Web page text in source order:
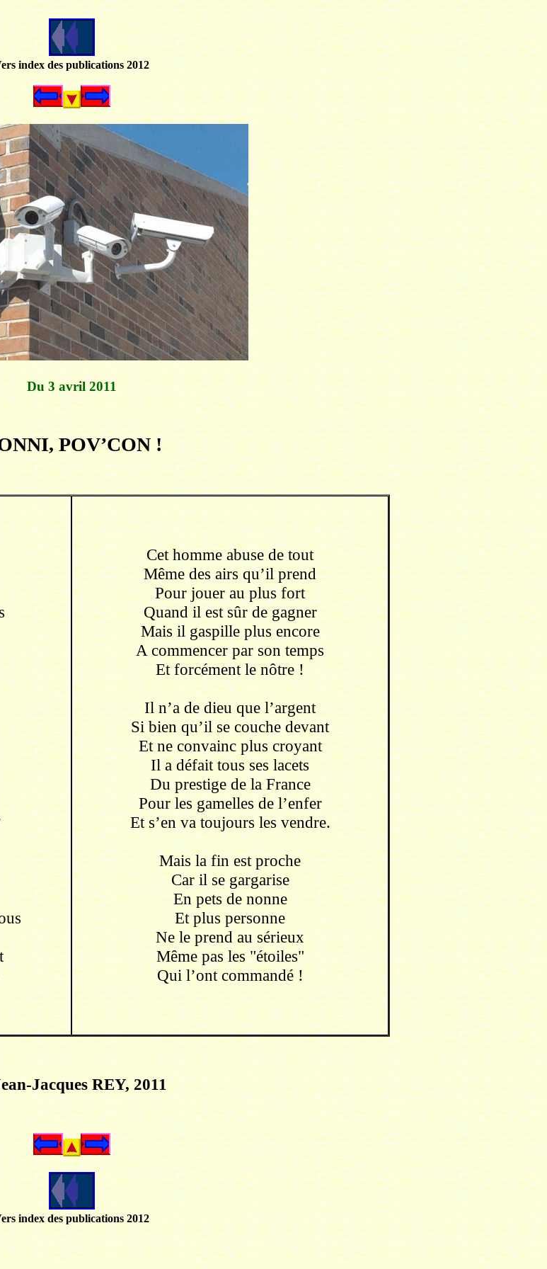
index des publications 2012
Du 3 avril 2011
POV’CON !
Cet homme abuse de tout
Même des airs qu’il prend
Pour jouer au plus fort
Quand il est sûr de gagner
Mais il gaspille plus encore
A commencer par son temps
Et forcément le nôtre !
Il n’a de dieu que l’argent
Si bien qu’il se couche devant
Et ne convainc plus croyant
Il a défait tous ses lacets
Du prestige de la France
Pour les gamelles de l’enfer
Et s’en va toujours les vendre.
Mais la fin est proche
Car il se gargarise
En pets de nonne
Et plus personne
Ne le prend au sérieux
Même pas les "étoiles"
Qui l’ont commandé !
Jacques REY, 2011
index des publications 2012